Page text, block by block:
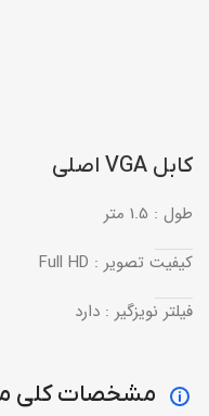
کابل VGA اصلی
طول : 1.5 متر
کیفیت تصویر : Full HD
فیلتر نویزگیر : دارد
مشخصات کلی